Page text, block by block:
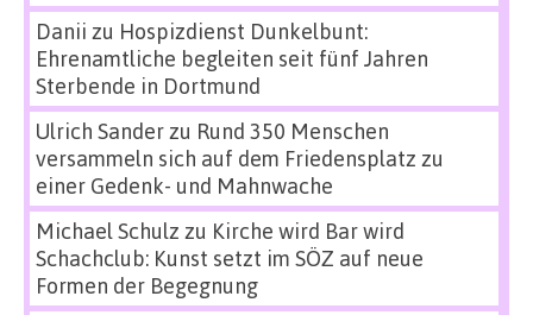
Danii zu Hospizdienst Dunkelbunt:
Ehrenamtliche begleiten seit fünf Jahren
Sterbende in Dortmund
Ulrich Sanderzu Rund 350 Menschen
versammeln sich auf dem Friedensplatz zu
einer Gedenk- und Mahnwache
Michael Schulz zu Kirche wird Bar wird
Schachclub: Kunst setzt im SÖZ auf neue
Formen der Begegnung